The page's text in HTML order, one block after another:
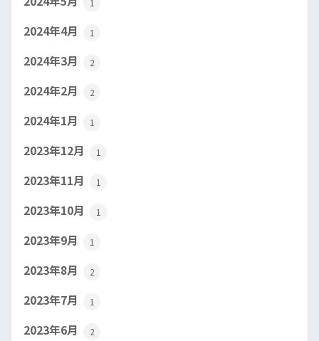
1
2024年4月 1
2024年3月 2
2024年2月 2
2024年1月 1
2023年12月 1
2023年11月 1
2023年10月 1
2023年9月 1
2023年8月 2
2023年7月 1
2023年6月 2